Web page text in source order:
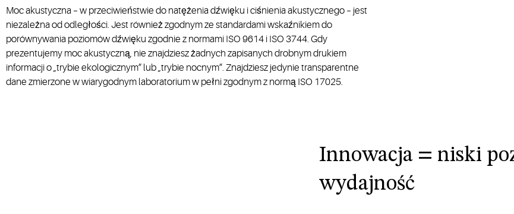
Moc akustyczna – w przeciwieństwie do natężenia dźwięku i ciśnienia akustycznego – jest
niezależna od odległości. Jest również zgodnym ze standardami wskaźnikiem do
porównywania poziomów dźwięku zgodnie z normami ISO 9614 i ISO 3744. Gdy
prezentujemy moc akustyczną, nie znajdziesz żadnych zapisanych drobnym drukiem
informacji o „trybie ekologicznym” lub „trybie nocnym”. Znajdziesz jedynie transparentne
dane zmierzone w wiarygodnym laboratorium w pełni zgodnym z normą ISO 17025.
Innowacja = niski
wydajność